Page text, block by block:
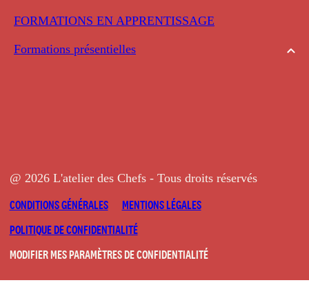
FORMATIONS EN APPRENTISSAGE
Formations présentielles
@ 2026 L'atelier des Chefs - Tous droits réservés
CONDITIONS GÉNÉRALES
MENTIONS LÉGALES
POLITIQUE DE CONFIDENTIALITÉ
MODIFIER MES PARAMÈTRES DE CONFIDENTIALITÉ